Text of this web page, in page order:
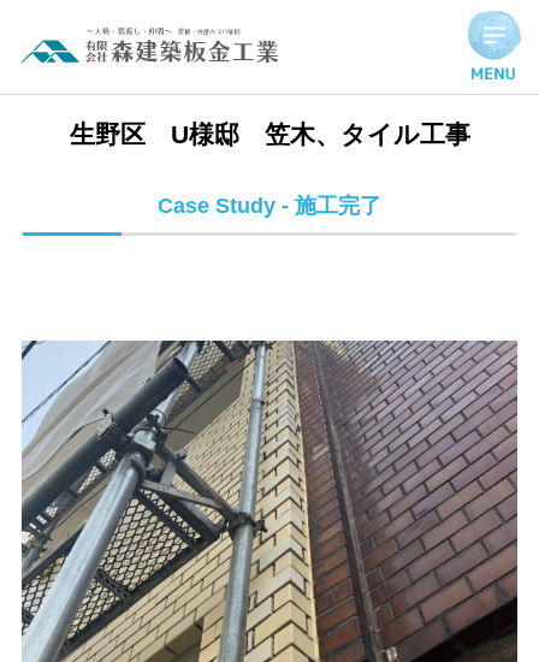
生野区 U様邸 笠木、タイル工事 | 施工完了実績
生野区 U様邸 笠木、タイル工事
Case Study - 施工完了